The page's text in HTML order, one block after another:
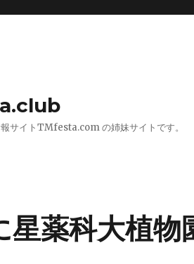
サイトTMfesta.com の姉妹サイトです。
星薬科大植